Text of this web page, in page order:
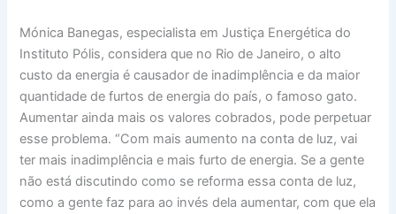
Mónica Banegas, especialista em Justiça Energética do
Instituto Pólis, considera que no Rio de Janeiro, o alto
custo da energia é causador de inadimplência e da maior
quantidade de furtos de energia do país, o famoso gato.
Aumentar ainda mais os valores cobrados, pode perpetuar
esse problema. “Com mais aumento na conta de luz, vai
ter mais inadimplência e mais furto de energia. Se a gente
não está discutindo como se reforma essa conta de luz,
como a gente faz para ao invés dela aumentar, com que ela